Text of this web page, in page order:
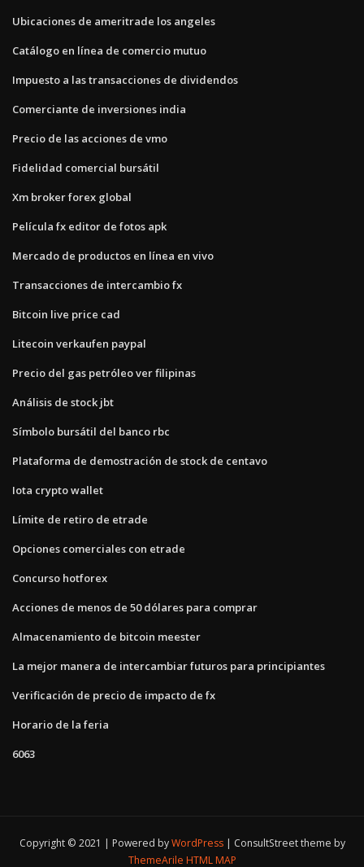
Ubicaciones de ameritrade los angeles
Catálogo en línea de comercio mutuo
Impuesto a las transacciones de dividendos
Comerciante de inversiones india
Precio de las acciones de vmo
Fidelidad comercial bursátil
Xm broker forex global
Película fx editor de fotos apk
Mercado de productos en línea en vivo
Transacciones de intercambio fx
Bitcoin live price cad
Litecoin verkaufen paypal
Precio del gas petróleo ver filipinas
Análisis de stock jbt
Símbolo bursátil del banco rbc
Plataforma de demostración de stock de centavo
Iota crypto wallet
Límite de retiro de etrade
Opciones comerciales con etrade
Concurso hotforex
Acciones de menos de 50 dólares para comprar
Almacenamiento de bitcoin meester
La mejor manera de intercambiar futuros para principiantes
Verificación de precio de impacto de fx
Horario de la feria
6063
Copyright © 2021 | Powered byWordPress
ConsultStreet theme by
ThemeArile HTML MAP